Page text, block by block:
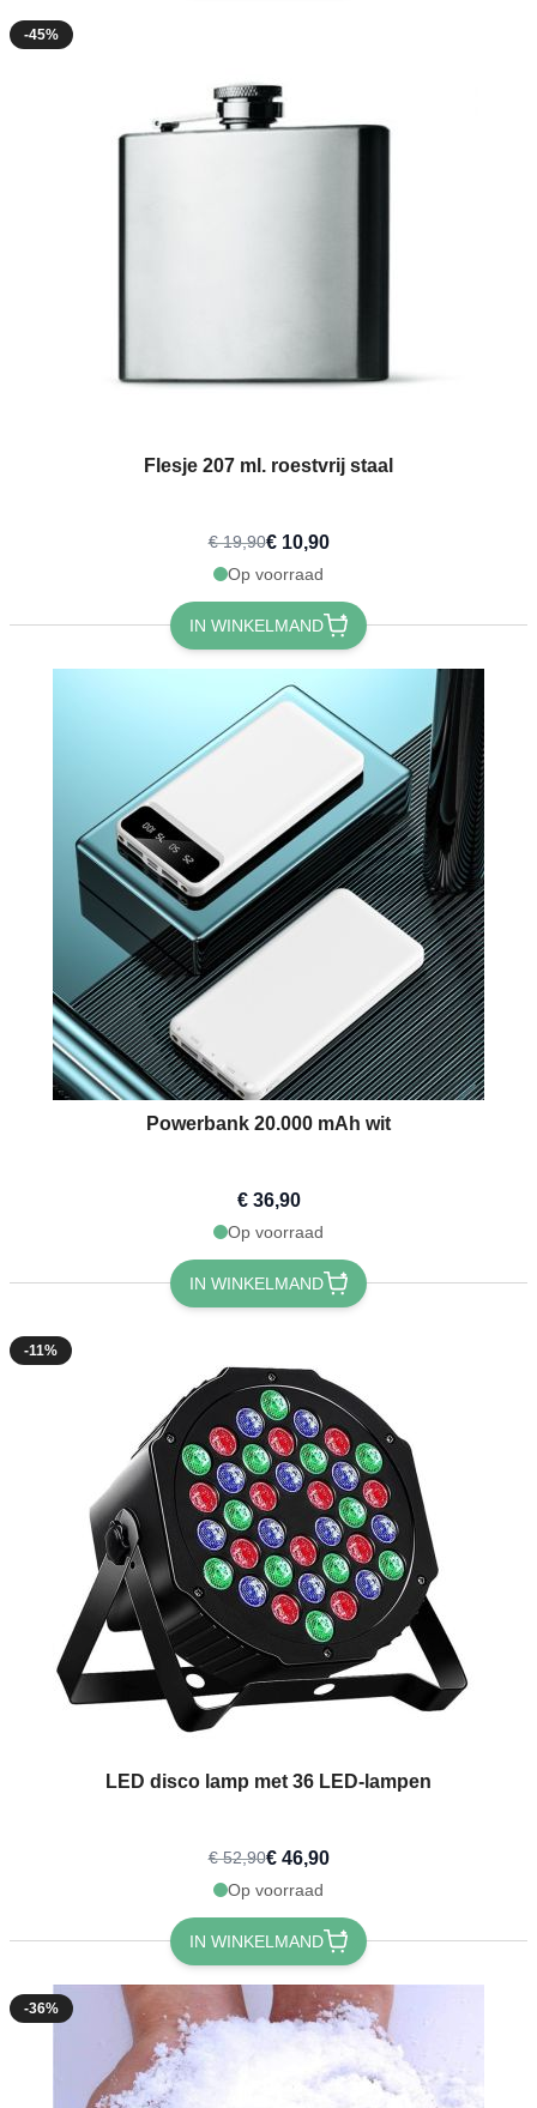
-45%
Flesje 207 ml. roestvrij staal
€ 19,90€ 10,90
Op voorraad
IN WINKELMAND
Powerbank 20.000 mAh wit
€ 36,90
Op voorraad
IN WINKELMAND
-11%
LED disco lamp met 36 LED-lampen
€ 52,90€ 46,90
Op voorraad
IN WINKELMAND
-36%